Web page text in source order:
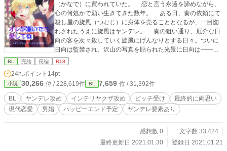
（かなで）に買われていた。 恋と言う永遠を諦めながら、
心の何処かで願い生きてきた数年。 ある日、奏の依頼にて
殺し屋の旋風（つむじ）に身体を売ることとなるが、一目惚
れされたうえに旋風はヤンデレ。 奏の狙い通り、厄介な日
向の客を次々殺していく旋風にげんなりとする日々。ついに
日向は監禁され、沢山の写真を貼られた光景に日向は――恍
惚とした。 ヤンデレ殺し屋×ヤンデレビッチがメイン。時
ヤンデレ同士のエロですが、他の男と日向のエロシーンも突
発にでてくるのでご注意ください。 ※攻めが若干喘ぐことも
あります。
BL 完結 長編 R18
24h.ポイント 14pt
小説 30,266 位 / 228,619件 BL 7,659 位 / 31,392件
BL ヤンデレ攻め インテリヤクザ攻め ビッチ受け
最終的に両思い
現代恋愛
男娼 ハッピーエンド予定 ヤンデレ要素あり
感想数 0
文字数 33,424
最終更新日 2021.01.30
登録日 2021.01.21